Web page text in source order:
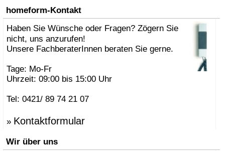
homeform-Kontakt
Haben Sie Wünsche oder Fragen? Zögern Sie
nicht, uns anzurufen!
Unsere FachberaterInnen beraten Sie gerne.
Tage: Mo-Fr
Uhrzeit: 09:00 bis 15:00 Uhr
Tel: 0421/ 89 74 21 07
» Kontaktformular
Wir über uns